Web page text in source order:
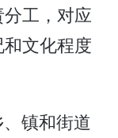
工，对应
文化程度
镇和街道